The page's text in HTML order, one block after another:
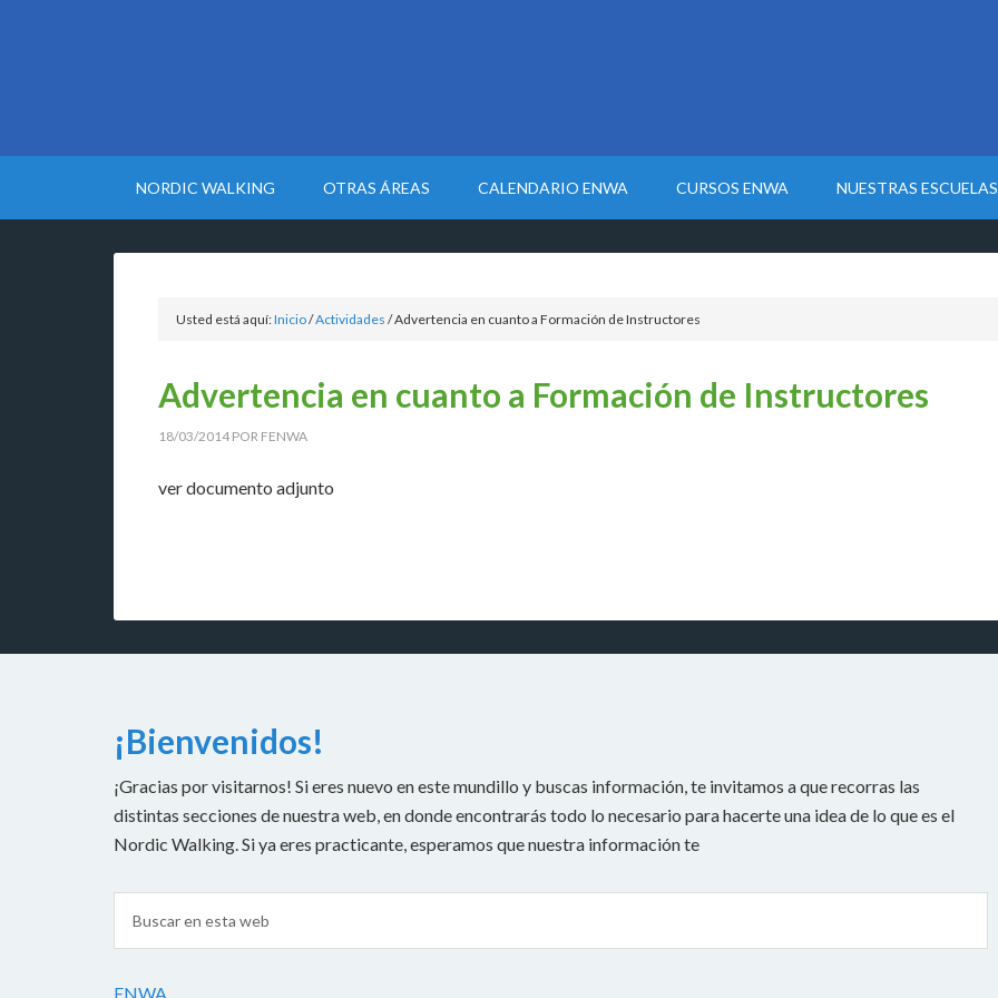
NORDIC WALKING OTRAS ÁREAS CALENDARIO ENWA CURSOS ENWA NUESTRAS ESCUELAS
Usted está aquí:Inicio/Actividades /Advertencia en cuanto a Formación de Instructores
Advertencia en cuanto a Formación de Instructores
18/03/2014 POR FENWA
ver documento adjunto
¡Bienvenidos!
¡Gracias por visitarnos! Si eres nuevo en este mundillo y buscas información, te invitamos a que recorras las
distintas secciones de nuestra web, en donde encontrarás todo lo necesario para hacerte una idea de lo que es el
Nordic Walking. Si ya eres practicante, esperamos que nuestra información te
ENWA